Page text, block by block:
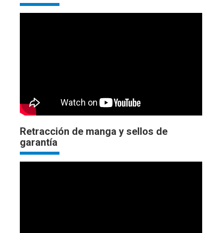
Retracción de manga y sellos de
garantía